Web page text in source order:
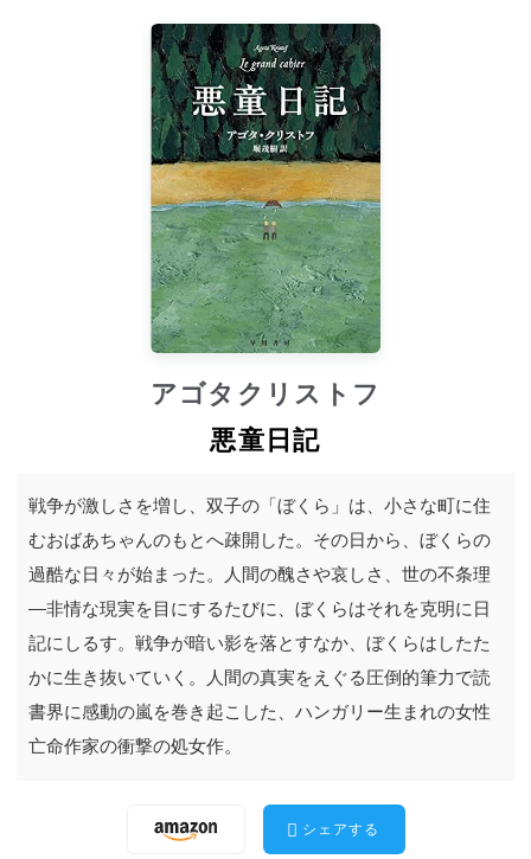
アゴタクリストフ
悪童日記
戦争が激しさを増し、双子の「ぼくら」は、小さな町に住
むおばあちゃんのもとへ疎開した。その日から、ぼくらの
過酷な日々が始まった。人間の醜さや哀しさ、世の不条理
―非情な現実を目にするたびに、ぼくらはそれを克明に日
記にしるす。戦争が暗い影を落とすなか、ぼくらはしたた
かに生き抜いていく。人間の真実をえぐる圧倒的筆力で読
書界に感動の嵐を巻き起こした、ハンガリー生まれの女性
亡命作家の衝撃の処女作。
シェアする